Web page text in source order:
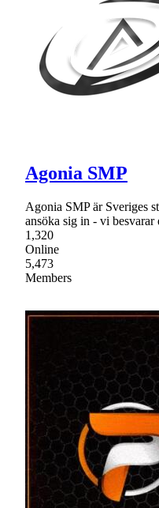
Agonia SMP
Agonia SMP är Sveriges
ansöka sig in - vi
1,320
Online
5,473
Members